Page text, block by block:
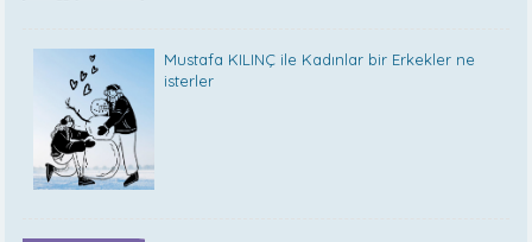
Mustafa KILINÇ ile Kadınlar bir Erkekler ne
isterler